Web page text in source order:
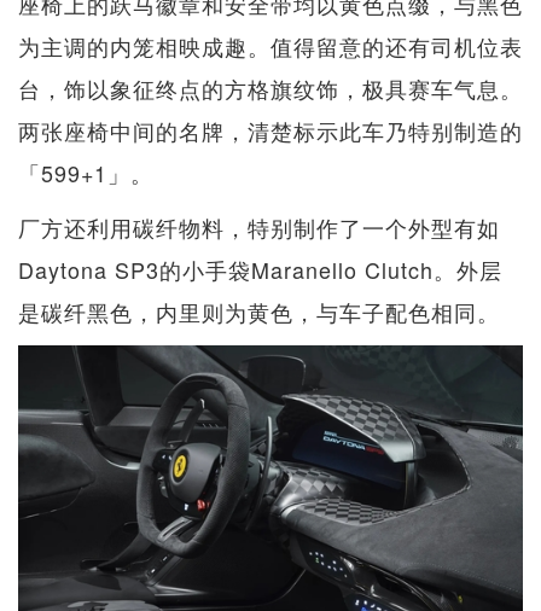
为主调的内笼相映成趣。值得留意的还有司机位表
台，饰以象征终点的方格旗纹饰，极具赛车气息。
两张座椅中间的名牌，清楚标示此车乃特别制造的
「599+1」。
厂方还利用碳纤物料，特别制作了一个外型有如
Daytona SP3的小手袋Maranello Clutch。外层
是碳纤黑色，内里则为黄色，与车子配色相同。